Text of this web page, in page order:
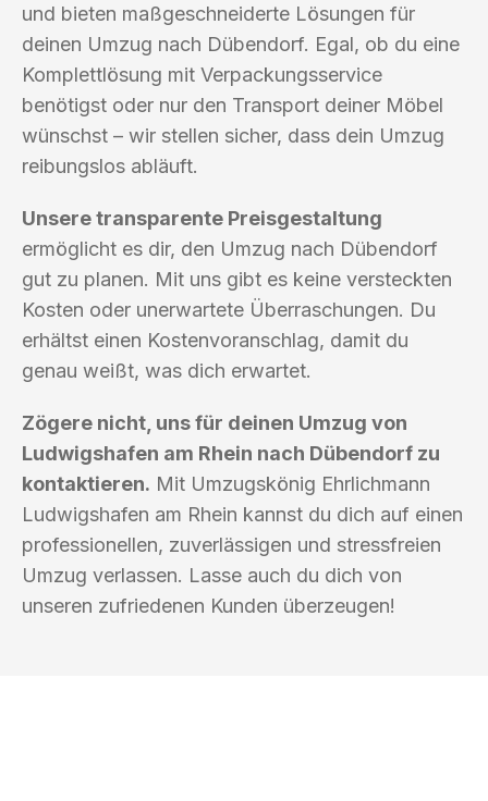
und bieten maßgeschneiderte Lösungen für
deinen Umzug nach Dübendorf. Egal, ob du eine
Komplettlösung mit Verpackungsservice
benötigst oder nur den Transport deiner Möbel
wünschst – wir stellen sicher, dass dein Umzug
reibungslos abläuft.
Unsere transparente Preisgestaltung
ermöglicht es dir, den Umzug nach Dübendorf
gut zu planen. Mit uns gibt es keine versteckten
Kosten oder unerwartete Überraschungen. Du
erhältst einen Kostenvoranschlag, damit du
genau weißt, was dich erwartet.
Zögere nicht, uns für deinen Umzug von
Ludwigshafen am Rhein nach Dübendorf zu
kontaktieren. Mit Umzugskönig Ehrlichmann
Ludwigshafen am Rhein kannst du dich auf einen
professionellen, zuverlässigen und stressfreien
Umzug verlassen. Lasse auch du dich von
unseren zufriedenen Kunden überzeugen!